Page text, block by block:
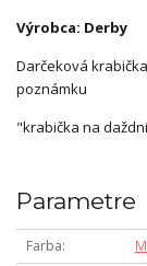
Výrobca: Derby
Darčeková
poznámku
"krabička na
Parametre
Farba